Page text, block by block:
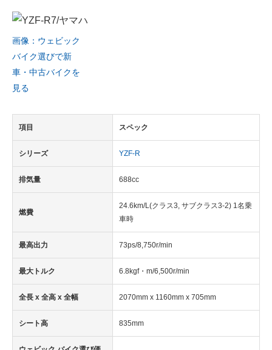
画像：ウェビック
バイク選びで新
車・中古バイクを
見る
項目 スペック
シリーズ YZF-R
排気量 688cc
燃費
24.6km/L(クラス3, サブクラス3-2) 1名乗
車時
最高出力 73ps/8,750r/min
最大トルク 6.8kgf・m/6,500r/min
全長 x 全高 x 全幅 2070mm x 1160mm x 705mm
シート高 835mm